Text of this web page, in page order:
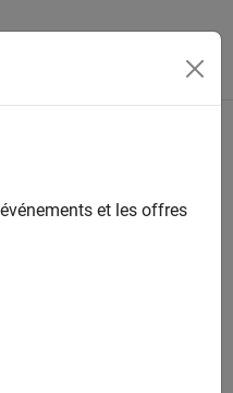
et les offres